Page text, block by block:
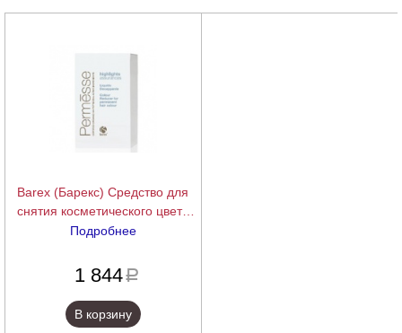
Barex (Барекс) Средство для
снятия косметического цвета
(Permesse highlights assurances
Remover), 2*125 мл
Подробнее
1 844a
В корзину